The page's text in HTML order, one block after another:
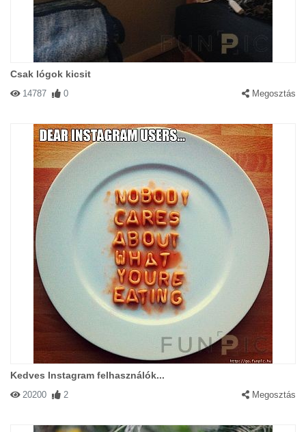
Csak lógok kicsit
14787 0 Megosztás
Kedves Instagram felhasználók...
20200 2 Megosztás